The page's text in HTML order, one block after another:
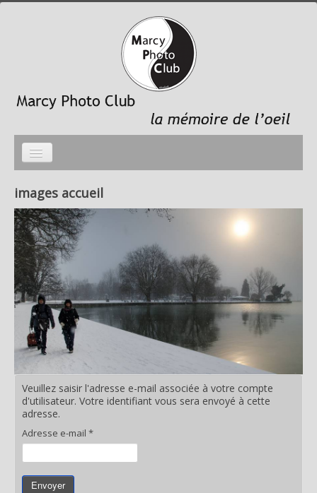
photo du mois
galeries photos
le Club
Liens sites membres
images accueil
Veuillez saisir l'adresse e-mail associée à votre compte
d'utilisateur. Votre identifiant vous sera envoyé à cette
adresse.
Adresse e-mail *
Envoyer